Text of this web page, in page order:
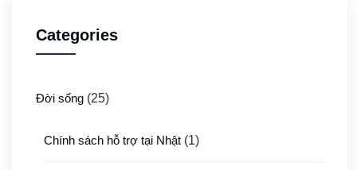
Categories
Đời sống (25)
Chính sách hỗ trợ tại Nhật (1)